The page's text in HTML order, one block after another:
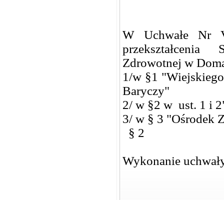
W Uchwałe Nr
Zdrowotnej w
1/w §1
Baryczy"
2/ w §2 w ust. 1 i
3/ w § 3 "Ośrodek
§ 2
Wykonanie